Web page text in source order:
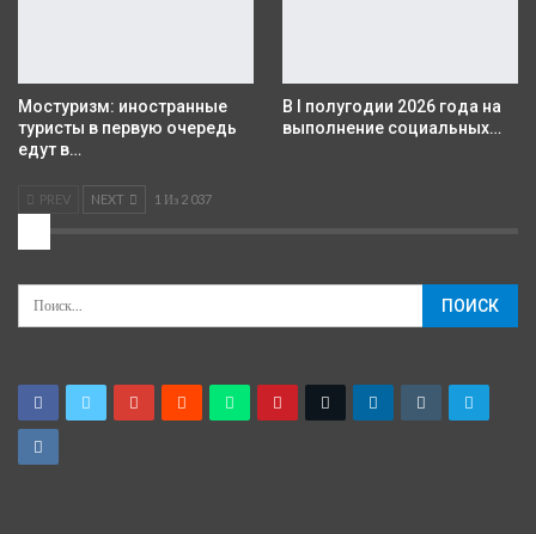
Мостуризм: иностранные
туристы в первую очередь
едут в…
В I полугодии 2026 года на
выполнение социальных…
PREV NEXT 1 Из 2 037